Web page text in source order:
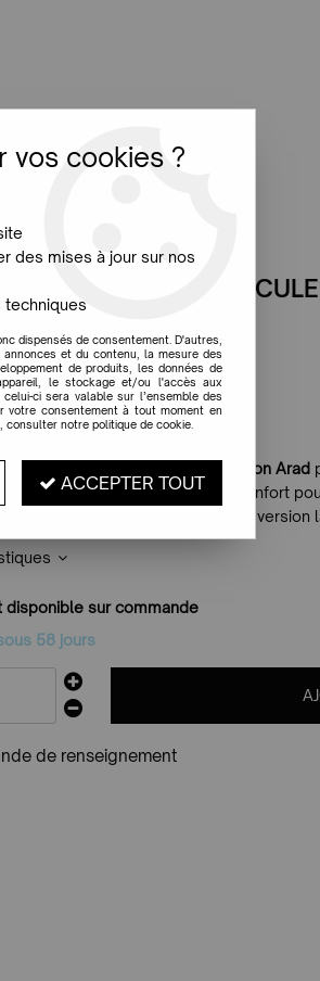
PROMO NEW
VOIDO A
€Hors Eco-part
part
Ron Arad
sensuel, elle se fait d'un grand confort
elle est ici déclinée dans une version
disponible sur commande
58 jours
de renseignement
vos cookies ?
des mises à jour sur nos
techniques
dispensés de consentement. D'autres,
et du contenu, la mesure des
de produits, les données de
le stockage et/ou l'accès aux
ci sera valable sur l’ensemble des
votre consentement à tout moment en
consulter notre politique de cookie.
ACCEPTER TOUT